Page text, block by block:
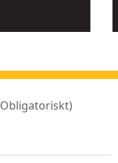
Obligatoriskt)